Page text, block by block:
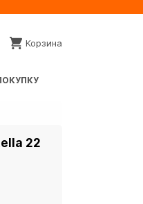
Корзина
22